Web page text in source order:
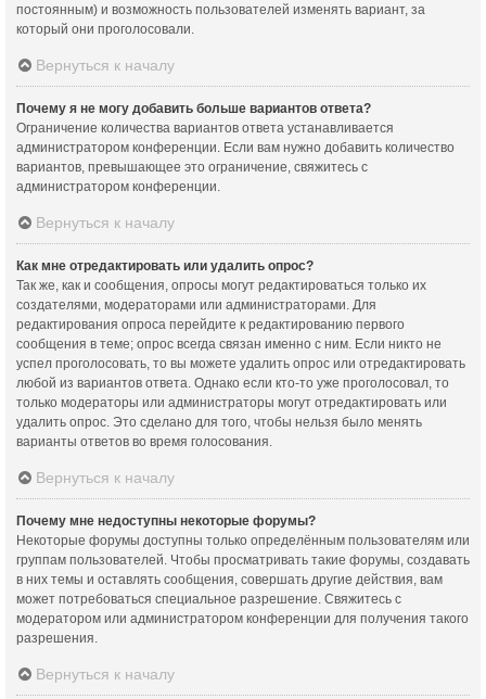
постоянным) и возможность пользователей изменять вариант, за
который они проголосовали.
Вернуться к началу
Почему я не могу добавить больше вариантов ответа?
Ограничение количества вариантов ответа устанавливается
администратором конференции. Если вам нужно добавить количество
вариантов, превышающее это ограничение, свяжитесь с
администратором конференции.
Вернуться к началу
Как мне отредактировать или удалить опрос?
Так же, как и сообщения, опросы могут редактироваться только их
создателями, модераторами или администраторами. Для
редактирования опроса перейдите к редактированию первого
сообщения в теме; опрос всегда связан именно с ним. Если никто не
успел проголосовать, то вы можете удалить опрос или отредактировать
любой из вариантов ответа. Однако если кто-то уже проголосовал, то
только модераторы или администраторы могут отредактировать или
удалить опрос. Это сделано для того, чтобы нельзя было менять
варианты ответов во время голосования.
Вернуться к началу
Почему мне недоступны некоторые форумы?
Некоторые форумы доступны только определённым пользователям или
группам пользователей. Чтобы просматривать такие форумы, создавать
в них темы и оставлять сообщения, совершать другие действия, вам
может потребоваться специальное разрешение. Свяжитесь с
модератором или администратором конференции для получения такого
разрешения.
Вернуться к началу